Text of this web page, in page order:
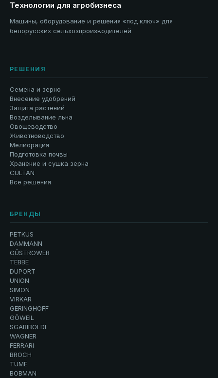
Технологии для агробизнеса
Машины, оборудование и решения «под ключ» для
белорусских сельхозпроизводителей
РЕШЕНИЯ
Семена и зерно
Внесение удобрений
Защита растений
Возделывание льна
Овощеводство
Животноводство
Мелиорация
Подготовка почвы
Хранение и сушка зерна
CULTAN
Все решения
БРЕНДЫ
PETKUS
DAMMANN
GÜSTROWER
TEBBE
DUPORT
UNION
SIMON
VIRKAR
GERINGHOFF
GÖWEIL
SGARIBOLDI
WAGNER
FERRARI
BROCH
TUME
BOBMAN